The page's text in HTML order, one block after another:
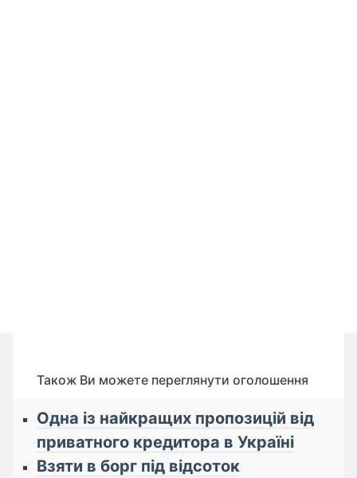
Також Ви можете переглянути оголошення
Одна із найкращих пропозицій від
приватного кредитора в Україні
Взяти в борг під відсоток